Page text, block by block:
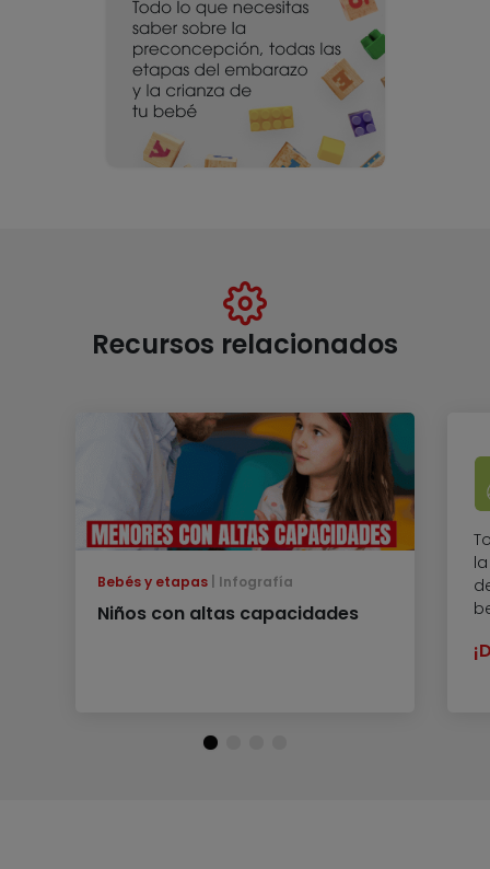
Recursos relacionados
Bebés y etapas Infografía
Niños con altas capacidades